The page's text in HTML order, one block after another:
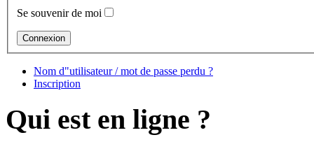
Se souvenir de moi
Nom d"utilisateur / mot de passe perdu ?
Inscription
Qui est en ligne ?